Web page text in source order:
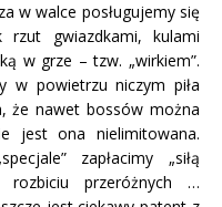
w walce posługujemy się
rzut gwiazdkami, kulami
w grze – tzw. „wirkiem”.
w powietrzu niczym piła
że nawet bossów można
jest ona nielimitowana.
zapłacimy „siłą
rozbiciu przeróżnych …